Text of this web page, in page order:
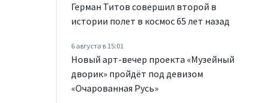
Герман Титов совершил второй в
истории полет в космос 65 лет назад
6 августа в 15:01
Новый арт-вечер проекта «Музейный
дворик» пройдёт под девизом
«Очарованная Русь»